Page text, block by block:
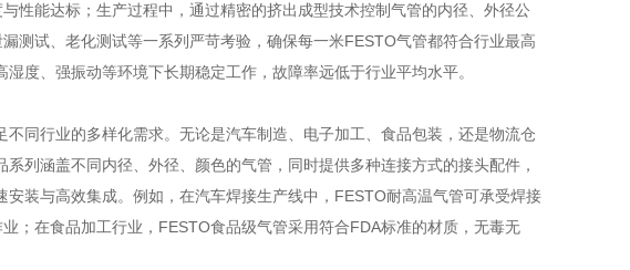
性能达标；生产过程中，通过精密的挤出成型技术控制气管的内径、外径公
测试、老化测试等一系列严苛考验，确保每一米FESTO气管都符合行业最高
度、强振动等环境下长期稳定工作，故障率远低于行业平均水平。
行业的多样化需求。无论是汽车制造、电子加工、食品包装，还是物流仓
列涵盖不同内径、外径、颜色的气管，同时提供多种连接方式的接头配件，
装与高效集成。例如，在汽车焊接生产线中，FESTO耐高温气管可承受焊接
；在食品加工行业，FESTO食品级气管采用符合FDA标准的材质，无毒无